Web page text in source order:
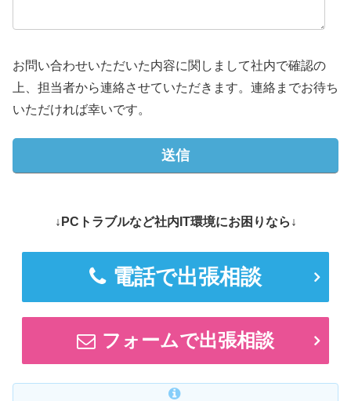
お問い合わせいただいた内容に関しまして社内で確認の
上、担当者から連絡させていただきます。連絡までお待ち
いただければ幸いです。
↓PCトラブルなど社内IT環境にお困りなら↓
電話で出張相談
フォームで出張相談